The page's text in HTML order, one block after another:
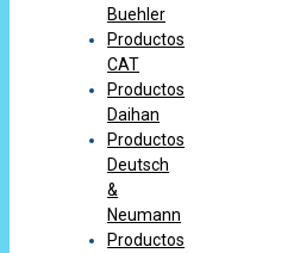
Buehler
Productos
CAT
Productos
Daihan
Productos
Deutsch
&
Neumann
Productos